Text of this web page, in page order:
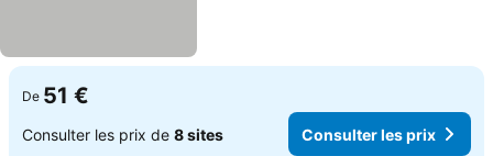
De 51 €
Consulter les prix de 8 sites Consulter les prix